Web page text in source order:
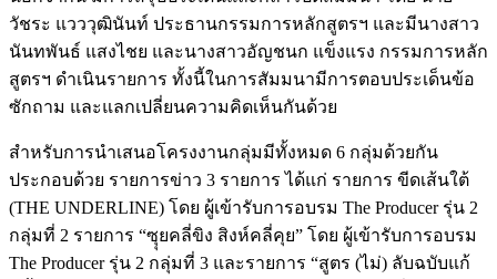
วัชระ แวววุฒินันท์ ประธานกรรมการหลักสูตรฯ และมีนางสาว
นันทพันธ์ แสงไชย และนางสาวอัญชนก แข็งแรง กรรมการหลัก
สูตรฯ ดำเนินรายการ ทั้งนี้ในการสัมมนามีการตอบประเด็นข้อ
ซักถาม และแลกเปลี่ยนความคิดเห็นกันด้วย
สำหรับการนำเสนอโครงงานกลุ่มมีทั้งหมด 6 กลุ่มด้วยกัน
ประกอบด้วย รายการข่าว 3 รายการ ได้แก่ รายการ ขีดเส้นใต้
(THE UNDERLINE) โดย ผู้เข้ารับการอบรม The Producer รุ่น 2
กลุ่มที่ 2 รายการ “ซุุยคลี่ขิง สิงห์คลี่คุย” โดย ผู้เข้ารับการอบรม
The Producer รุ่น 2 กลุ่มที่ 3 และรายการ “สูตร (ไม่) ลับฉบับแก้